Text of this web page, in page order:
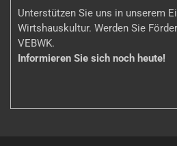
Unterstützen Sie uns in unserem
Wirtshauskultur. Werden Sie
VEBWK.
Informieren Sie sich noch heute!